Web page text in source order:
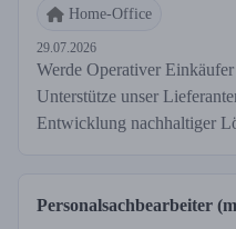
Home-Office
29.07.2026
Werde Operativer
Unterstütze unser
Entwicklung nachhaltiger
Personalsachbearbeiter